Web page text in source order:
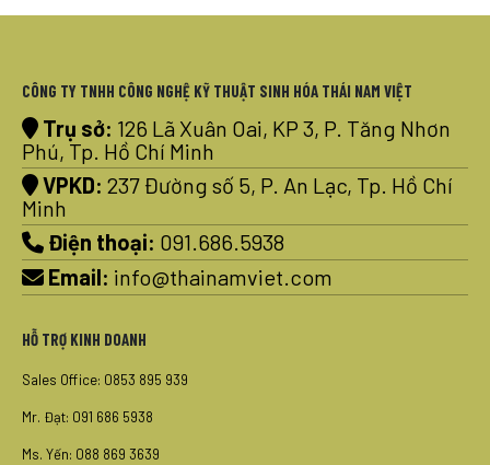
CÔNG TY TNHH CÔNG NGHỆ KỸ THUẬT SINH HÓA THÁI NAM VIỆT
Trụ sở: 126 Lã Xuân Oai, KP 3, P. Tăng Nhơn
Phú, Tp. Hồ Chí Minh
VPKD: 237 Đường số 5, P. An Lạc, Tp. Hồ Chí
Minh
Điện thoại: 091.686.5938
Email: info@thainamviet.com
HỖ TRỢ KINH DOANH
Sales Office: 0853 895 939
Mr. Đạt: 091 686 5938
Ms. Yến: 088 869 3639